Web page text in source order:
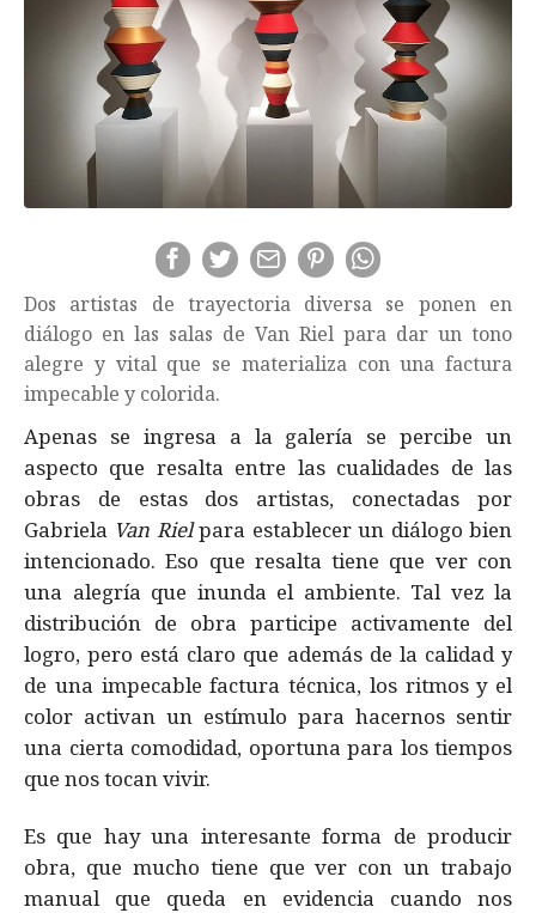
Dos artistas de trayectoria diversa se ponen en
diálogo en las salas de Van Riel para dar un tono
alegre y vital que se materializa con una factura
impecable y colorida.
Apenas se ingresa a la galería se percibe un
aspecto que resalta entre las cualidades de las
obras de estas dos artistas, conectadas por
Gabriela Van Rielpara establecer un diálogo bien
intencionado. Eso que resalta tiene que ver con
una alegría que inunda el ambiente. Tal vez la
distribución de obra participe activamente del
logro, pero está claro que además de la calidad y
de una impecable factura técnica, los ritmos y el
color activan un estímulo para hacernos sentir
una cierta comodidad, oportuna para los tiempos
que nos tocan vivir.
Es que hay una interesante forma de producir
obra, que mucho tiene que ver con un trabajo
manual que queda en evidencia cuando nos